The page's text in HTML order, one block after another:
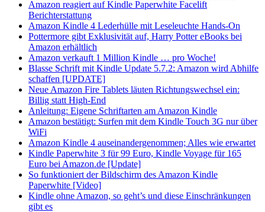
Amazon reagiert auf Kindle Paperwhite Facelift
Berichterstattung
Amazon Kindle 4 Lederhülle mit Leseleuchte Hands-On
Pottermore gibt Exklusivität auf, Harry Potter eBooks bei
Amazon erhältlich
Amazon verkauft 1 Million Kindle … pro Woche!
Blasse Schrift mit Kindle Update 5.7.2: Amazon wird Abhilfe
schaffen [UPDATE]
Neue Amazon Fire Tablets läuten Richtungswechsel ein:
Billig statt High-End
Anleitung: Eigene Schriftarten am Amazon Kindle
Amazon bestätigt: Surfen mit dem Kindle Touch 3G nur über
WiFi
Amazon Kindle 4 auseinandergenommen; Alles wie erwartet
Kindle Paperwhite 3 für 99 Euro, Kindle Voyage für 165
Euro bei Amazon.de [Update]
So funktioniert der Bildschirm des Amazon Kindle
Paperwhite [Video]
Kindle ohne Amazon, so geht’s und diese Einschränkungen
gibt es